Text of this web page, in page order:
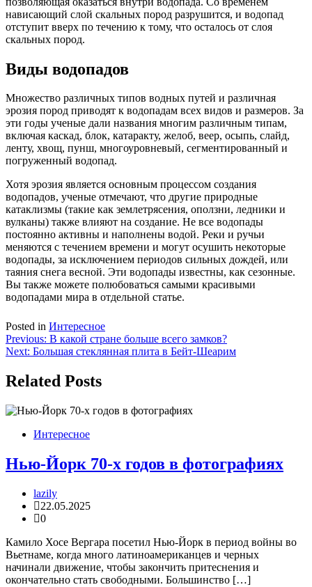
нависающий слой скальных пород разрушится, и водопад
отступит вверх по течению к тому, что осталось от слоя
скальных пород.
Виды водопадов
Множество различных типов водных путей и различная
эрозия пород приводят к водопадам всех видов и размеров. За
эти годы ученые дали названия многим различным типам,
включая каскад, блок, катаракту, желоб, веер, осыпь, слайд,
ленту, хвощ, пунш, многоуровневый, сегментированный и
погруженный водопад.
Хотя эрозия является основным процессом создания
водопадов, ученые отмечают, что другие природные
катаклизмы (такие как землетрясения, оползни, ледники и
вулканы) также влияют на создание. Не все водопады
постоянно активны и наполнены водой. Реки и ручьи
меняются с течением времени и могут осушить некоторые
водопады, за исключением периодов сильных дождей, или
таяния снега весной. Эти водопады известны, как сезонные.
Вы также можете полюбоваться самыми красивыми
водопадами мира в отдельной статье.
Posted in Интересное
Навигация
по
записям
Previous: В какой стране больше всего замков?
Next: Большая стеклянная плита в Бейт-Шеарим
Related Posts
Интересное
Нью-Йорк 70-х годов в фотографиях
lazily
22.05.2025
0
Камило Хосе Вергара посетил Нью-Йорк в период войны во
Вьетнаме, когда много латиноамериканцев и черных
начинали движение, чтобы закончить притеснения и
окончательно стать свободными. Большинство […]